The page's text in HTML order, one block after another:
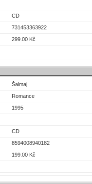
CD
731453363922
299.00 Kč
Šalmaj
Romance
1995
CD
8594008940182
199.00 Kč